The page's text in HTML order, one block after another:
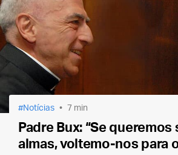
Notícias 7 min
Padre Bux: “Se queremos
almas, voltemo-nos para